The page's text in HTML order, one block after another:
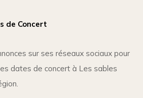
de Concert
sur ses réseaux sociaux pour
dates de concert à Les sables